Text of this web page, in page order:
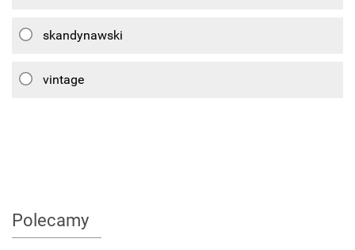
skandynawski
vintage
Polecamy